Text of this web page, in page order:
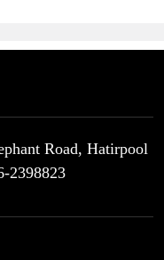
Road, Hatirpool
2398823